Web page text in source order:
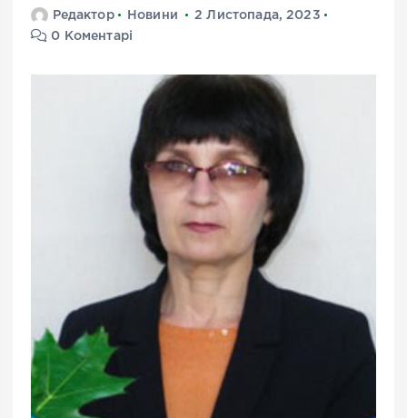
Редактор Новини
2 Листопада, 2023
0 Коментарі